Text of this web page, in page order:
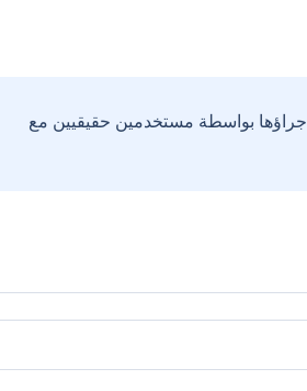
بواسطة مستخدمين حقيقيين مع